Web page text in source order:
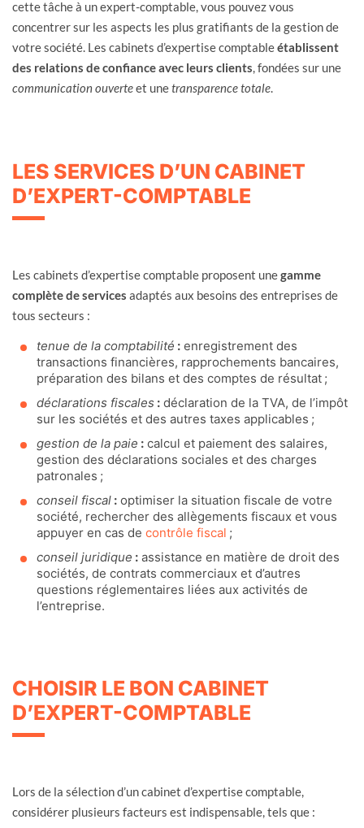
cette tâche à un expert-comptable, vous pouvez vous
concentrer sur les aspects les plus gratifiants de la gestion de
votre société. Les cabinets d’expertise comptableétablissent
des relations de confiance avec leurs clients, fondées sur une
communication ouverteet unetransparence totale.
LES SERVICES D’UN CABINET
D’EXPERT-COMPTABLE
Les cabinets d’expertise comptable proposent unegamme
complète de services adaptés aux besoins des entreprises de
tous secteurs :
tenue de la comptabilité : enregistrement des
transactions financières, rapprochements bancaires,
préparation des bilans et des comptes de résultat ;
déclarations fiscales : déclaration de la TVA, de l’impôt
sur les sociétés et des autres taxes applicables ;
gestion de la paie : calcul et paiement des salaires,
gestion des déclarations sociales et des charges
patronales ;
conseil fiscal : optimiser la situation fiscale de votre
société, rechercher des allègements fiscaux et vous
appuyer en cas de contrôle fiscal ;
conseil juridique : assistance en matière de droit des
sociétés, de contrats commerciaux et d’autres
questions réglementaires liées aux activités de
l’entreprise.
CHOISIR LE BON CABINET
D’EXPERT-COMPTABLE
Lors de la sélection d’un cabinet d’expertise comptable,
considérer plusieurs facteurs est indispensable, tels que :